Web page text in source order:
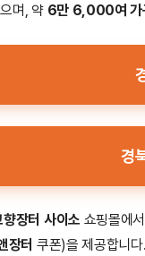
며, 약 6만 6,000여 가
경
장터 사이소 쇼핑몰에서
장터 쿠폰)을 제공합니